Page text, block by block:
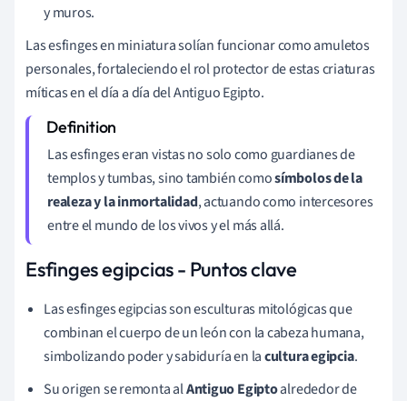
y muros.
Las esfinges en miniatura solían funcionar como amuletos
personales, fortaleciendo el rol protector de estas criaturas
míticas en el día a día del Antiguo Egipto.
Las esfinges eran vistas no solo como guardianes de
templos y tumbas, sino también comosímbolos de la
realeza y la inmortalidad, actuando como intercesores
entre el mundo de los vivos y el más allá.
Esfinges egipcias - Puntos clave
Las esfinges egipcias son esculturas mitológicas que
combinan el cuerpo de un león con la cabeza humana,
simbolizando poder y sabiduría en lacultura egipcia.
Su origen se remonta alAntiguo Egiptoalrededor de